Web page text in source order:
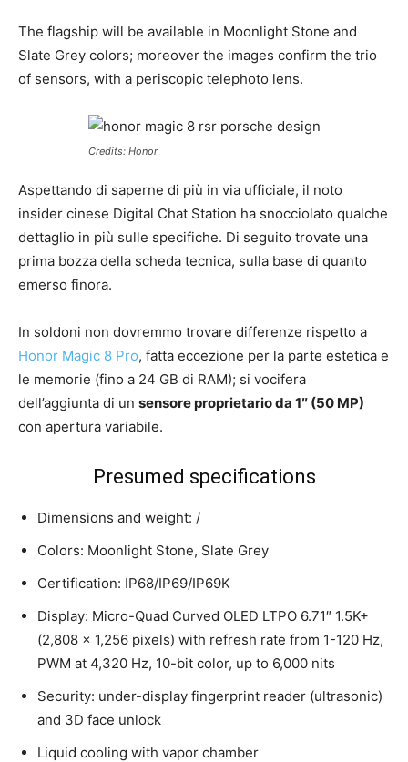
The flagship will be available in Moonlight Stone and
Slate Grey colors; moreover the images confirm the trio
of sensors, with a periscopic telephoto lens.
Credits: Honor
Aspettando di saperne di più in via ufficiale, il noto
insider cinese Digital Chat Station ha snocciolato qualche
dettaglio in più sulle specifiche. Di seguito trovate una
prima bozza della scheda tecnica, sulla base di quanto
emerso finora.
In soldoni non dovremmo trovare differenze rispetto a
Honor Magic 8 Pro, fatta eccezione per la parte estetica e
le memorie (fino a 24 GB di RAM); si vocifera
dell’aggiunta di un sensore proprietario da 1″ (50 MP)
con apertura variabile.
Presumed specifications
Dimensions and weight: /
Colors: Moonlight Stone, Slate Grey
Certification: IP68/IP69/IP69K
Display: Micro-Quad Curved OLED LTPO 6.71″ 1.5K+
(2,808 × 1,256 pixels) with refresh rate from 1-120 Hz,
PWM at 4,320 Hz, 10-bit color, up to 6,000 nits
Security: under-display fingerprint reader (ultrasonic)
and 3D face unlock
Liquid cooling with vapor chamber